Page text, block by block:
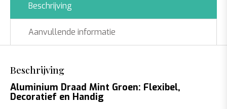
gram
aantal
Beschrijving
Aanvullende informatie
Beschrijving
Aluminium Draad Mint Groen: Flexibel,
Decoratief en Handig